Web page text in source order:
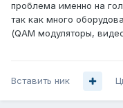
проблема именно на
так как много
(QAM модуляторы,
Вставить ник